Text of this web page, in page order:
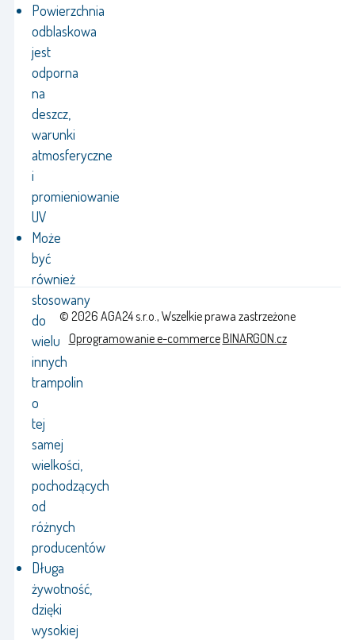
Powierzchnia
odblaskowa
jest
odporna
na
deszcz,
warunki
atmosferyczne
i
promieniowanie
UV
Może
być
również
stosowany
do
wielu
innych
trampolin
o
tej
samej
wielkości,
pochodzących
od
różnych
producentów
Długa
żywotność,
dzięki
wysokiej
© 2026 AGA24 s.r.o., Wszelkie prawa zastrzeżone
Oprogramowanie e-commerceBINARGON.cz